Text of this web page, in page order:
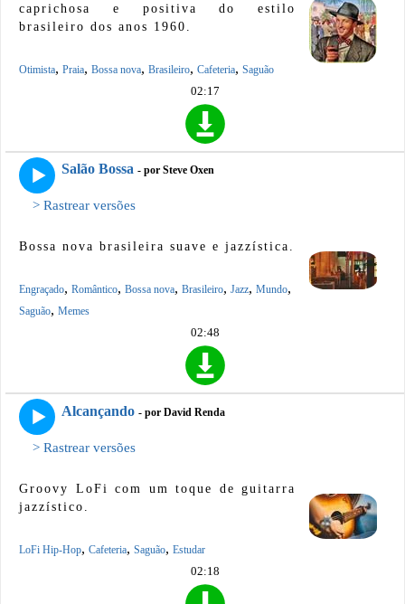
caprichosa e positiva do estilo
brasileiro dos anos 1960.
Otimista, Praia, Bossa nova, Brasileiro, Cafeteria, Saguão
02:17
Salão Bossa - por Steve Oxen
> Rastrear versões
Bossa nova brasileira suave e jazzística.
Engraçado, Romântico, Bossa nova, Brasileiro, Jazz, Mundo,
Saguão, Memes
02:48
Alcançando - por David Renda
> Rastrear versões
Groovy LoFi com um toque de guitarra
jazzístico.
LoFi Hip-Hop, Cafeteria, Saguão, Estudar
02:18